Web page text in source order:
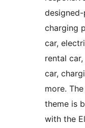
charging
car,
rental
car,
more.
theme is
with the